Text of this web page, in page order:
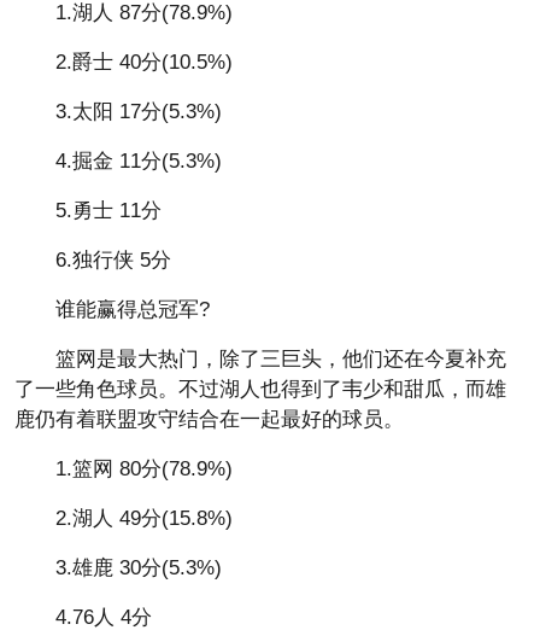
1.湖人 87分(78.9%)
2.爵士 40分(10.5%)
3.太阳 17分(5.3%)
4.掘金 11分(5.3%)
5.勇士 11分
6.独行侠 5分
谁能赢得总冠军?
篮网是最大热门，除了三巨头，他们还在今夏补充
了一些角色球员。不过湖人也得到了韦少和甜瓜，而雄
鹿仍有着联盟攻守结合在一起最好的球员。
1.篮网 80分(78.9%)
2.湖人 49分(15.8%)
3.雄鹿 30分(5.3%)
4.76人 4分